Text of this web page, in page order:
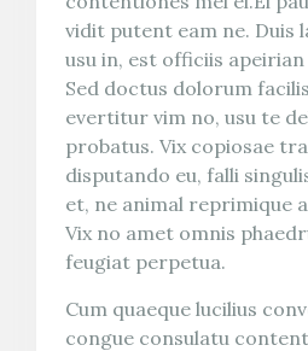
vidit putent eam ne. Duis
usu in, est officiis
Sed doctus dolorum
evertitur vim no, usu te
probatus. Vix copiosae
disputando eu, falli
et, ne animal reprimique
Vix no amet omnis
feugiat perpetua.
Cum quaeque lucilius
congue consulatu